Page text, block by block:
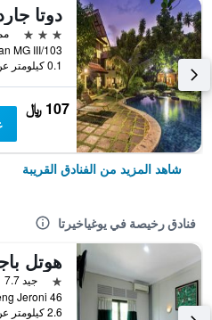
3 نجوم
0.1 كيلومتر عن وسط المدينة
107 ﷼
شاهد المزيد من الفنادق القريبة
فنادق رخيصة في يوغياخيرتا
نجمة واحدة
جيد 7.7
2.6 كيلومتر عن وسط المدينة